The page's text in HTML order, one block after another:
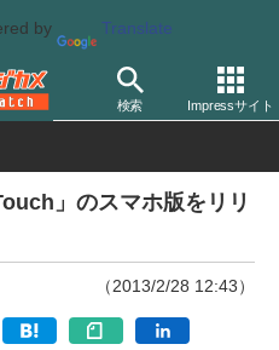
by Translate
検索 Impressサイト
アプリ/ソフトウェア アップ
」のスマホ版をリリ
（2013/2/28 12:43）